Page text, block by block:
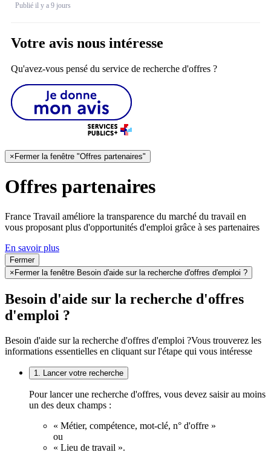
Publié il y a 9 jours
Votre avis nous intéresse
Qu'avez-vous pensé du service de recherche d'offres ?
× Fermer la fenêtre "Offres partenaires"
Offres partenaires
France Travail améliore la transparence du marché du travail en
vous proposant plus d'opportunités d'emploi grâce à ses partenaires
En savoir plus
Fermer
×Fermer la fenêtre Besoin d'aide sur la recherche d'offres d'emploi ?
Besoin d'aide sur la recherche d'offres
d'emploi ?
Besoin d'aide sur la recherche d'offres d'emploi ?Vous trouverez les
informations essentielles en cliquant sur l'étape qui vous intéresse
1. Lancer votre recherche
Pour lancer une recherche d'offres, vous devez saisir au moins
un des deux champs :
« Métier, compétence, mot-clé, n° d'offre »
ou
« Lieu de travail ».